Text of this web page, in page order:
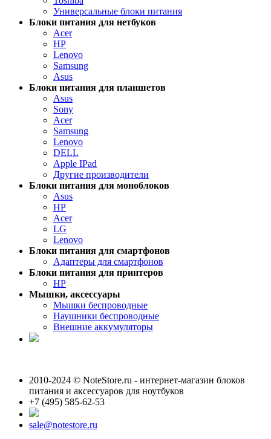
Универсальные блоки питания
Блоки питания для нетбуков
Acer
HP
Lenovo
Samsung
Asus
Блоки питания для планшетов
Asus
Sony
Acer
Samsung
Lenovo
DELL
Apple IPad
Другие производители
Блоки питания для моноблоков
Asus
HP
Acer
LG
Lenovo
Блоки питания для смартфонов
Адаптеры для смартфонов
Блоки питания для принтеров
HP
Мышки, аксессуары
Мышки беспроводные
Наушники беспроводные
Внешние аккумуляторы
2010-2024 © NoteStore.ru - интернет-магазин блоков
питания и аксессуаров для ноутбуков
+7 (495) 585-62-53
sale@notestore.ru